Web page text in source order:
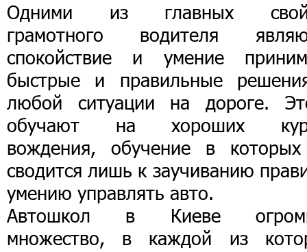
Одними из главных
грамотного водителя
спокойствие и умение
быстрые и правильные
любой ситуации на дороге.
обучают на хороших
вождения, обучение в
сводится лишь к заучиванию
умению управлять авто.
Автошкол в Киеве
множество, в каждой из